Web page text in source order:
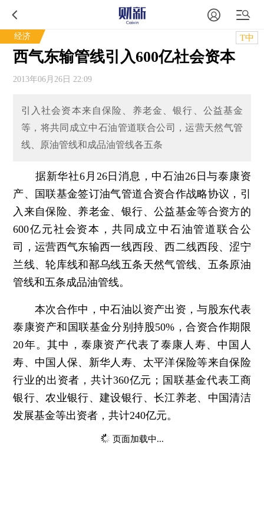
经济 T中
西气东输管线引入600亿社会资本
2013年06月26日 22:09
引入社会资本来自保险、养老金、银行、公益基金
等，将共同成立中石油管道联合公司，运营天然气管
线、原油管线和成品油管线各五条
据新华社6月26日消息，中石油26日与泰康资
产、国联基金签订油气管道合资合作战略协议，引
入来自保险、养老金、银行、公益基金等合资方的
600亿元社会资本，共同成立中石油管道联合公
司，运营西气东输西一线西段、西二线西段、涩宁
兰线、轮库线和鄯乌线五条天然气管线、五条原油
管线和五条成品油管线。
本次合作中，中石油以资产出资，与股东代表
泰康资产和国联基金分别持股50%，合资合作期限
20年。其中，泰康资产代表了泰康人寿、中国人
寿、中国人保、新华人寿、太平洋保险等来自保险
行业的出资者，共计360亿元；国联基金代表工商
银行、农业银行、建设银行、长江养老、中国清洁
发展基金等出资者，共计240亿元。
页面加载中...